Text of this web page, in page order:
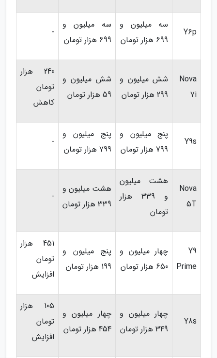
Y6p
سه میلیون و
699 هزار تومان
سه میلیون و
699 هزار تومان
-
Nova
7i
شش میلیون و
299 هزار تومان
شش میلیون و
59 هزار تومان
240 هزار
تومان
کاهش
Y9s
پنج میلیون و
799 هزار تومان
پنج میلیون و
799 هزار تومان
-
Nova
5T
هشت میلیون
و 339 هزار
تومان
هشت میلیون و
339 هزار تومان
-
Y9
Prime
چهار میلیون و
650 هزار تومان
پنج میلیون و
199 هزار تومان
451 هزار
تومان
افزایش
Y8s
چهار میلیون و
349 هزار تومان
چهار میلیون و
454 هزار تومان
105 هزار
تومان
افزایش